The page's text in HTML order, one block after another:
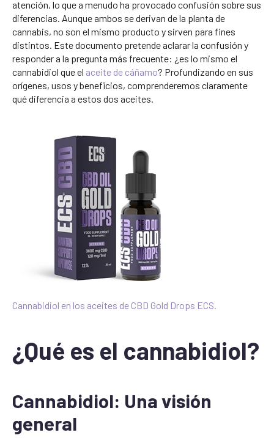
atención, lo que a menudo ha provocado confusión sobre sus
diferencias. Aunque ambos se derivan de la planta de
cannabis, no son el mismo producto y sirven para fines
distintos. Este documento pretende aclarar la confusión y
responder a la pregunta más frecuente: ¿es lo mismo el
cannabidiol que el aceite de cáñamo? Profundizando en sus
orígenes, usos y beneficios, comprenderemos claramente
qué diferencia a estos dos aceites.
Cannabidiol en los aceites de CBD Gold Drops ECS.
¿Qué es el cannabidiol?
Cannabidiol: Una visión
general